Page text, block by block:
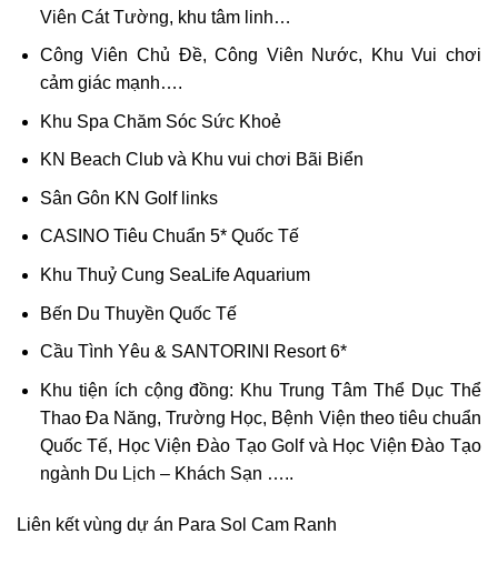
Viên Cát Tường, khu tâm linh…
Công Viên Chủ Đề, Công Viên Nước, Khu Vui chơi
cảm giác mạnh….
Khu Spa Chăm Sóc Sức Khoẻ
KN Beach Club và Khu vui chơi Bãi Biển
Sân Gôn KN Golf links
CASINO Tiêu Chuẩn 5* Quốc Tế
Khu Thuỷ Cung SeaLife Aquarium
Bến Du Thuyền Quốc Tế
Cầu Tình Yêu & SANTORINI Resort 6*
Khu tiện ích cộng đồng: Khu Trung Tâm Thể Dục Thể
Thao Đa Năng, Trường Học, Bệnh Viện theo tiêu chuẩn
Quốc Tế, Học Viện Đào Tạo Golf và Học Viện Đào Tạo
ngành Du Lịch – Khách Sạn …..
Liên kết vùng dự án Para Sol Cam Ranh